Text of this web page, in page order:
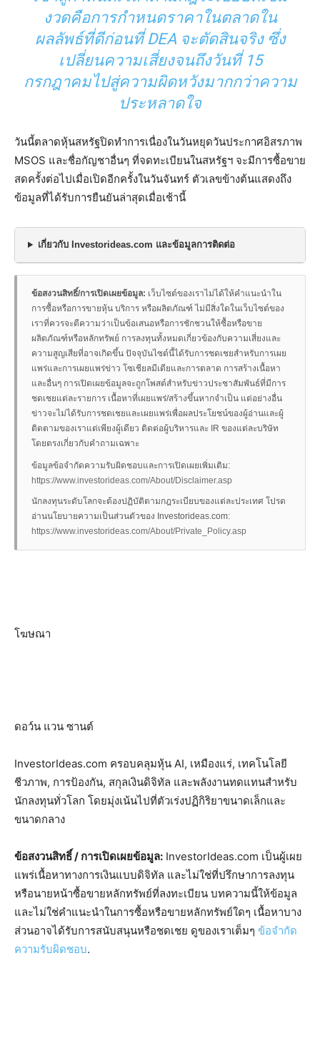
งวดคือการกำหนดราคาในตลาดใน
ผลลัพธ์ที่ดีก่อนที่ DEA จะตัดสินจริง ซึ่ง
เปลี่ยนความเสี่ยงจนถึงวันที่ 15
กรกฎาคมไปสู่ความผิดหวังมากกว่าความ
ประหลาดใจ
วันนี้ตลาดหุ้นสหรัฐปิดทำการเนื่องในวันหยุดวันประกาศอิสรภาพ
MSOS และชื่อกัญชาอื่นๆ ที่จดทะเบียนในสหรัฐฯ จะมีการซื้อขาย
สดครั้งต่อไปเมื่อเปิดอีกครั้งในวันจันทร์ ตัวเลขข้างต้นแสดงถึง
ข้อมูลที่ได้รับการยืนยันล่าสุดเมื่อเช้านี้
เกี่ยวกับ Investorideas.com และข้อมูลการติดต่อ
ข้อสงวนสิทธิ์/การเปิดเผยข้อมูล: เว็บไซต์ของเราไม่ได้ให้คำแนะนำใน
การซื้อหรือการขายหุ้น บริการ หรือผลิตภัณฑ์ ไม่มีสิ่งใดในเว็บไซต์ของ
เราที่ควรจะตีความว่าเป็นข้อเสนอหรือการชักชวนให้ซื้อหรือขาย
ผลิตภัณฑ์หรือหลักทรัพย์ การลงทุนทั้งหมดเกี่ยวข้องกับความเสี่ยงและ
ความสูญเสียที่อาจเกิดขึ้น ปัจจุบันไซต์นี้ได้รับการชดเชยสำหรับการเผย
แพร่และการเผยแพร่ข่าว โซเชียลมีเดียและการตลาด การสร้างเนื้อหา
และอื่นๆ การเปิดเผยข้อมูลจะถูกโพสต์สำหรับข่าวประชาสัมพันธ์ที่มีการ
ชดเชยแต่ละรายการ เนื้อหาที่เผยแพร่/สร้างขึ้นหากจำเป็น แต่อย่างอื่น
ข่าวจะไม่ได้รับการชดเชยและเผยแพร่เพื่อผลประโยชน์ของผู้อ่านและผู้
ติดตามของเราแต่เพียงผู้เดียว ติดต่อผู้บริหารและ IR ของแต่ละบริษัท
โดยตรงเกี่ยวกับคำถามเฉพาะ
ข้อมูลข้อจำกัดความรับผิดชอบและการเปิดเผยเพิ่มเติม:
https://www.investorideas.com/About/Disclaimer.asp
นักลงทุนระดับโลกจะต้องปฏิบัติตามกฎระเบียบของแต่ละประเทศ โปรด
อ่านนโยบายความเป็นส่วนตัวของ Investorideas.com:
https://www.investorideas.com/About/Private_Policy.asp
โฆษณา
ดอว์น แวน ซานต์
InvestorIdeas.com ครอบคลุมหุ้น AI, เหมืองแร่, เทคโนโลยี
ชีวภาพ, การป้องกัน, สกุลเงินดิจิทัล และพลังงานทดแทนสำหรับ
นักลงทุนทั่วโลก โดยมุ่งเน้นไปที่ตัวเร่งปฏิกิริยาขนาดเล็กและ
ขนาดกลาง
ข้อสงวนสิทธิ์ / การเปิดเผยข้อมูล: InvestorIdeas.com เป็นผู้เผย
แพร่เนื้อหาทางการเงินแบบดิจิทัล และไม่ใช่ที่ปรึกษาการลงทุน
หรือนายหน้าซื้อขายหลักทรัพย์ที่ลงทะเบียน บทความนี้ให้ข้อมูล
และไม่ใช่คำแนะนำในการซื้อหรือขายหลักทรัพย์ใดๆ เนื้อหาบาง
ส่วนอาจได้รับการสนับสนุนหรือชดเชย ดูของเราเต็มๆ ข้อจำกัด
ความรับผิดชอบ.